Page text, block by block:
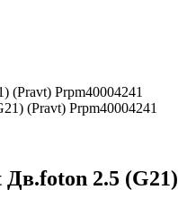
(Pravt) Prpm40004241
2.5